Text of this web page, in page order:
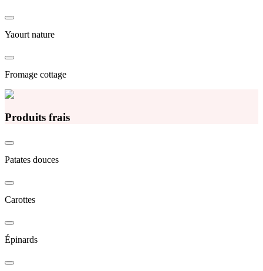
Yaourt nature
Fromage cottage
Produits frais
Patates douces
Carottes
Épinards